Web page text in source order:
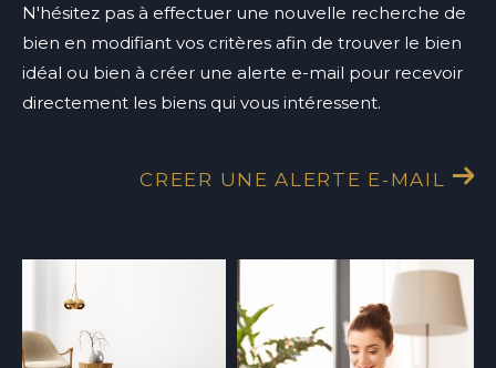
N'hésitez pas à effectuer une nouvelle recherche de
bien en modifiant vos critères afin de trouver le bien
idéal ou bien à créer une alerte e-mail pour recevoir
directement les biens qui vous intéressent.
CREER UNE ALERTE E-MAIL